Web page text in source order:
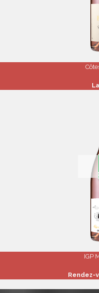
IGP
Rendez-